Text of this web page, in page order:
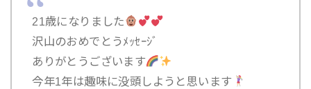
21歳になりました
沢山のおめでとうﾒｯｾｰｼﾞ
ありがとうございます
今年1年は趣味に没頭しようと思います